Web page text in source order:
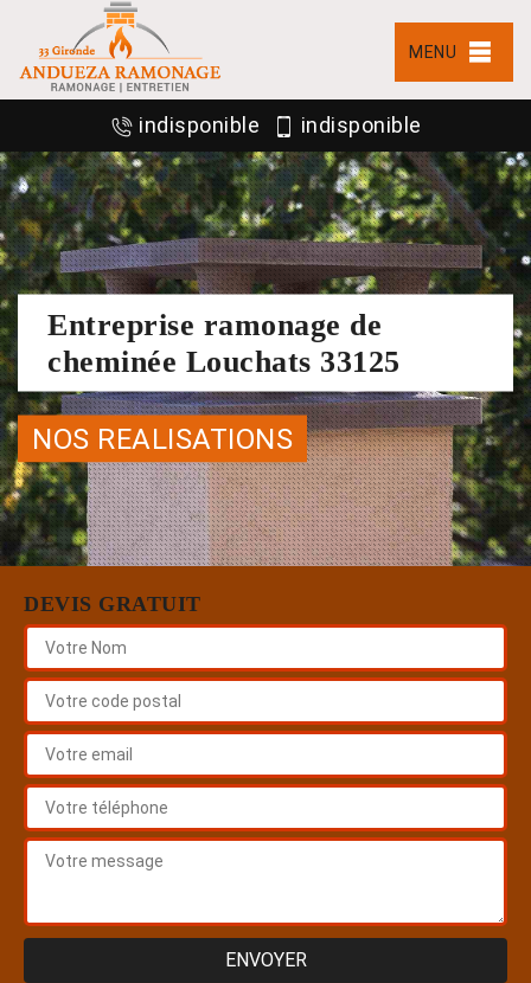
MENU
indisponible indisponible
Entreprise ramonage de
cheminée Louchats 33125
NOS REALISATIONS
DEVIS GRATUIT